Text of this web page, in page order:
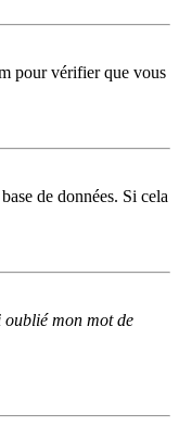
pour vérifier que vous
de données. Si cela
oublié mon mot de